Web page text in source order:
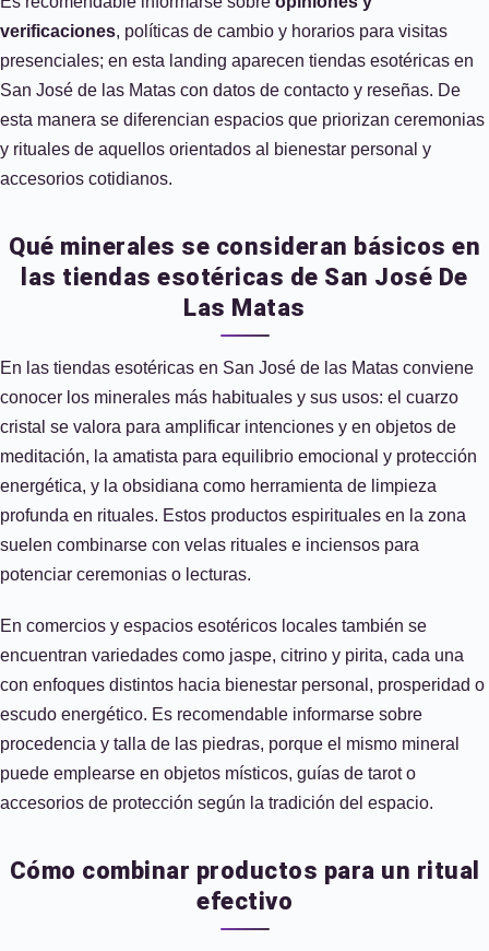
verificaciones, políticas de cambio y horarios para visitas
presenciales; en esta landing aparecen tiendas esotéricas en
San José de las Matas con datos de contacto y reseñas. De
esta manera se diferencian espacios que priorizan ceremonias
y rituales de aquellos orientados al bienestar personal y
accesorios cotidianos.
Qué minerales se consideran básicos en
las tiendas esotéricas de San José De
Las Matas
En las tiendas esotéricas en San José de las Matas conviene
conocer los minerales más habituales y sus usos: el cuarzo
cristal se valora para amplificar intenciones y en objetos de
meditación, la amatista para equilibrio emocional y protección
energética, y la obsidiana como herramienta de limpieza
profunda en rituales. Estos productos espirituales en la zona
suelen combinarse con velas rituales e inciensos para
potenciar ceremonias o lecturas.
En comercios y espacios esotéricos locales también se
encuentran variedades como jaspe, citrino y pirita, cada una
con enfoques distintos hacia bienestar personal, prosperidad o
escudo energético. Es recomendable informarse sobre
procedencia y talla de las piedras, porque el mismo mineral
puede emplearse en objetos místicos, guías de tarot o
accesorios de protección según la tradición del espacio.
Cómo combinar productos para un ritual
efectivo